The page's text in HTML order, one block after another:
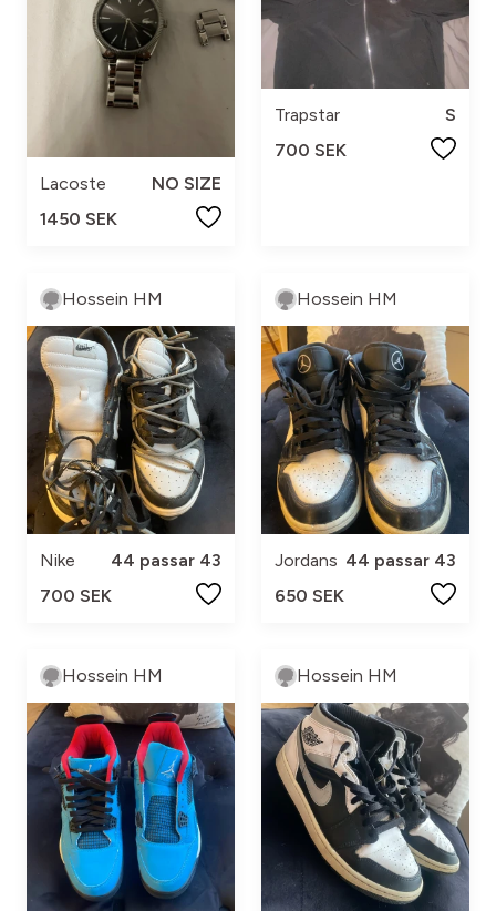
Lacoste
NO SIZE
1450 SEK
Trapstar
S
700 SEK
Hossein HM
Nike
44 passar 43
700 SEK
Hossein HM
Jordans 44 passar 43
650 SEK
Hossein HM Hossein HM